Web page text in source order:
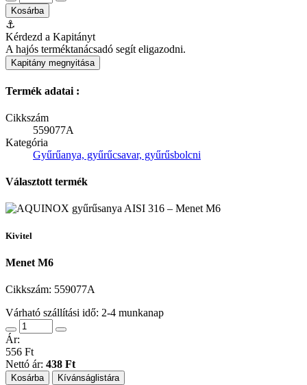
Kosárba
⚓
Kérdezd a Kapitányt
A hajós terméktanácsadó segít eligazodni.
Kapitány megnyitása
Termék adatai :
Cikkszám
559077A
Kategória
Gyűrűanya, gyűrűcsavar, gyűrűsbolcni
Választott termék
Kivitel
Menet M6
Cikkszám: 559077A
Várható szállítási idő: 2-4 munkanap
Ár:
556 Ft
Nettó ár: 438 Ft
Kosárba Kívánságlistára